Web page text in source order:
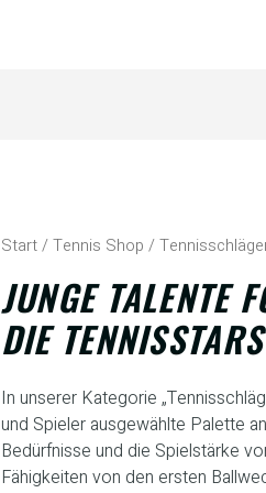
Start/Tennis Shop /
JUNGE TALENTE
DIE
In unserer Kategorie
und Spieler ausgewählte Palette
Bedürfnisse und die Spielstärke
Fähigkeiten von den ersten